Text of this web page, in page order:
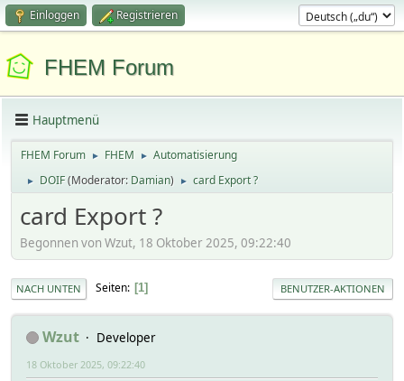
Einloggen Registrieren
FHEM Forum
Hauptmenü
FHEM Forum ► FHEM ► Automatisierung
► DOIF(Moderator: Damian) ► card Export ?
card Export ?
Begonnen von Wzut, 18 Oktober 2025, 09:22:40
NACH UNTEN Seiten 1 BENUTZER-AKTIONEN
Wzut Developer
18 Oktober 2025, 09:22:40